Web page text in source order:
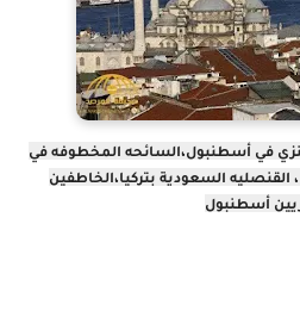
في أسطنبول،السائحه المخطوفه في
القنصليه السعودية بتركيا،الخاطفين
أسطنبول